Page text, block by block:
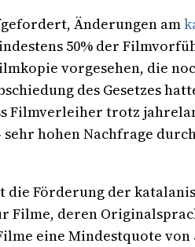
Änderungen am
50% der
vorgesehen, die
des Gesetzes
Filmverleiher trotz
hohen Nachfrage
Förderung der
Filme, deren
eine Mindestquote